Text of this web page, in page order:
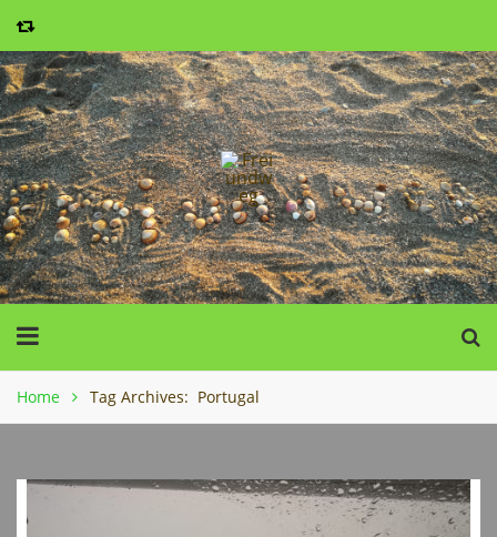
Home Tag Archives: Portugal